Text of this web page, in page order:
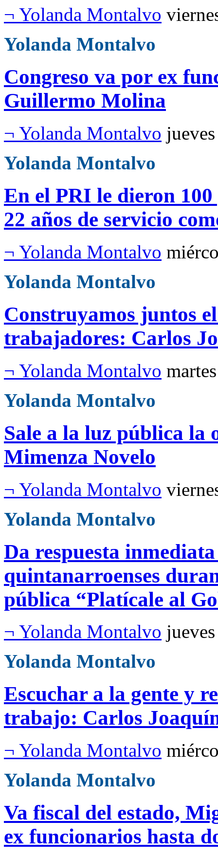
¬ Yolanda Montalvo
Yolanda Montalvo
Congreso va por ex
Guillermo Molina
¬ Yolanda Montalvo
Yolanda Montalvo
En el PRI le dieron
22 años de servicio
¬ Yolanda Montalvo
Yolanda Montalvo
Construyamos juntos
trabajadores: Carlos
¬ Yolanda Montalvo
Yolanda Montalvo
Sale a la luz pública la
Mimenza Novelo
¬ Yolanda Montalvo
Yolanda Montalvo
Da respuesta
quintanarroenses
pública “Platícale al
¬ Yolanda Montalvo
Yolanda Montalvo
Escuchar a la gente y
trabajo: Carlos
¬ Yolanda Montalvo
Yolanda Montalvo
Va fiscal del estado,
ex funcionarios hasta